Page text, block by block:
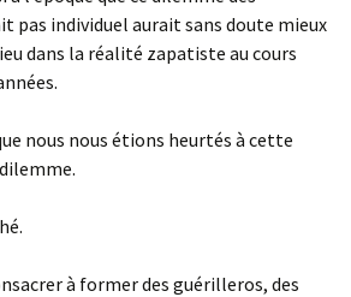
pas individuel aurait sans doute mieux
dans la réalité zapatiste au cours
nous nous étions heurtés à cette
à former des guérilleros, des